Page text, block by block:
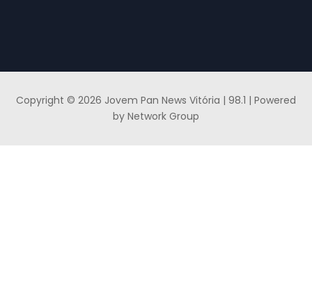
Copyright © 2026 Jovem Pan News Vitória | 98.1 | Powered
by Network Group